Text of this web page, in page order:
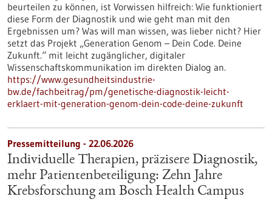
beurteilen zu können, ist Vorwissen hilfreich: Wie funktioniert
diese Form der Diagnostik und wie geht man mit den
Ergebnissen um? Was will man wissen, was lieber nicht? Hier
setzt das Projekt „Generation Genom – Dein Code. Deine
Zukunft.“ mit leicht zugänglicher, digitaler
Wissenschaftskommunikation im direkten Dialog an.
https://www.gesundheitsindustrie-
bw.de/fachbeitrag/pm/genetische-diagnostik-leicht-
erklaert-mit-generation-genom-dein-code-deine-zukunft
Pressemitteilung - 22.06.2026
Individuelle Therapien, präzisere Diagnostik,
mehr Patientenbeteiligung: Zehn Jahre
Krebsforschung am Bosch Health Campus